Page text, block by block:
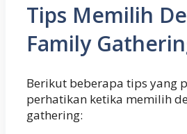
Tips Memilih
Family
Berikut beberapa tips yang
perhatikan ketika memilih
gathering: